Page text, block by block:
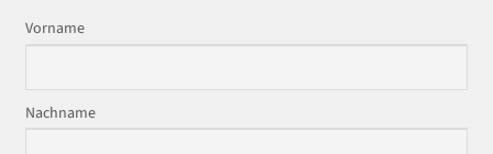
Vorname
Nachname